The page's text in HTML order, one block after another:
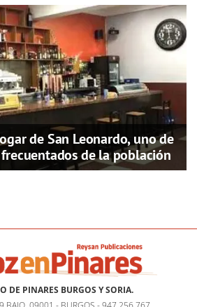
de San Leonardo, uno de
de la población
DE PINARES BURGOS Y SORIA.